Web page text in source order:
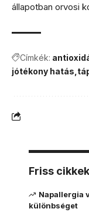
állapotban orvosi
Címkék:
jótékony hatás
Friss
Napallergia
különbséget